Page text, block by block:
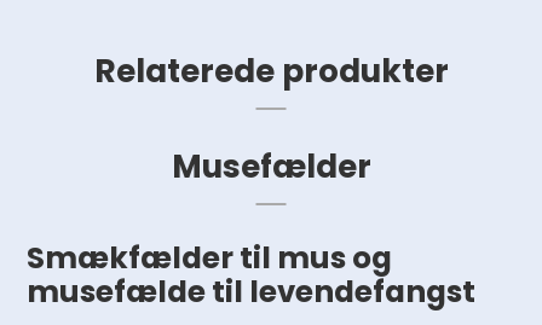
Relaterede produkter
Musefælder
Smækfælder til mus og
musefælde til levendefangst